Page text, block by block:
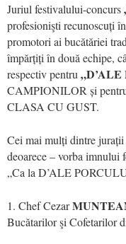
Juriul festivalului-concurs
profesionişti recunoscuți
promotori ai bucătăriei
împărțiți în două echipe,
respectiv pentru
CAMPIONILOR și
CLASA CU GUST.
Cei mai mulți dintre jurații
deoarece – vorba imnului
„Ca la D’ALE
1. Chef Cezar
Bucătarilor şi Cofetarilor